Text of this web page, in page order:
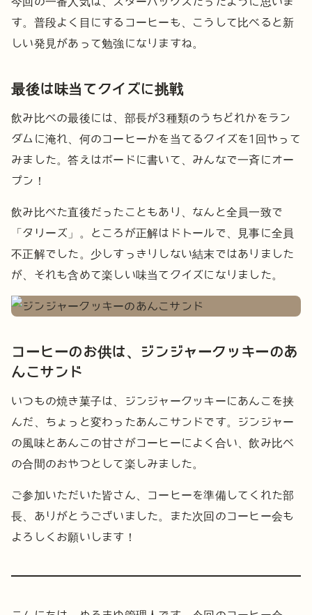
す。普段よく目にするコーヒーも、こうして比べると新
しい発見があって勉強になりますね。
最後は味当てクイズに挑戦
飲み比べの最後には、部長が3種類のうちどれかをラン
ダムに淹れ、何のコーヒーかを当てるクイズを1回やって
みました。答えはボードに書いて、みんなで一斉にオー
プン！
飲み比べた直後だったこともあり、なんと全員一致で
「タリーズ」。ところが正解はドトールで、見事に全員
不正解でした。少しすっきりしない結末ではありました
が、それも含めて楽しい味当てクイズになりました。
コーヒーのお供は、ジンジャークッキーのあ
んこサンド
いつもの焼き菓子は、ジンジャークッキーにあんこを挟
んだ、ちょっと変わったあんこサンドです。ジンジャー
の風味とあんこの甘さがコーヒーによく合い、飲み比べ
の合間のおやつとして楽しみました。
ご参加いただいた皆さん、コーヒーを準備してくれた部
長、ありがとうございました。また次回のコーヒー会も
よろしくお願いします！